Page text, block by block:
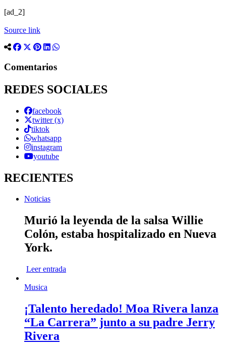
[ad_2]
Source link
Comentarios
REDES SOCIALES
facebook
twitter (x)
tiktok
whatsapp
instagram
youtube
RECIENTES
Noticias
Murió la leyenda de la salsa Willie
Colón, estaba hospitalizado en Nueva
York.
Leer entrada
Musica
¡Talento heredado! Moa Rivera lanza
“La Carrera” junto a su padre Jerry
Rivera